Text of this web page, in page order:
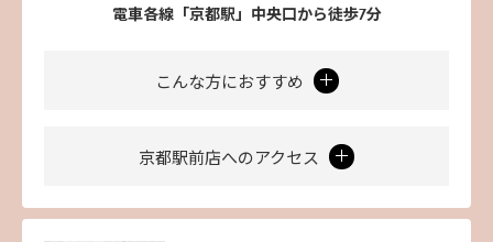
電車各線「京都駅」中央口から徒歩7分
こんな方におすすめ
京都駅前店へのアクセス